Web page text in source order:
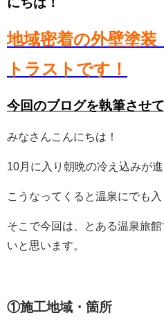
地域密着の外壁塗装
トラストです！
今回のブログを執筆させ
みなさんこんにちは！
10月に入り朝晩の冷え込みが進
こうなってくると温泉にでも入
そこで今回は、とある温泉旅
いと思います。
①施工地域・箇所